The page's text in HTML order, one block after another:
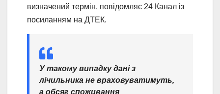
визначений термін, повідомляє 24 Канал із
посиланням на ДТЕК.
У такому випадку дані з
лічильника не враховуватимуть,
а обсяг споживання